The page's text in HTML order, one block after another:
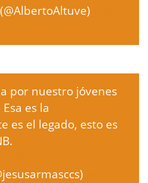
por nuestro jóvenes
es la
es el legado, esto es